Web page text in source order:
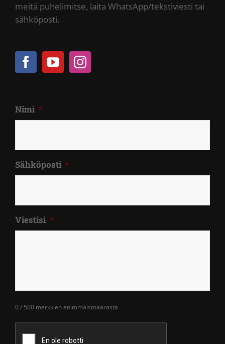
meitä puhelimitse, laita WhatsApp/tekstiviesti tai
sähköposti.
Nimi *
Sähköposti *
Viestisi *
0 / 500 merkkien enimmäismäärästä